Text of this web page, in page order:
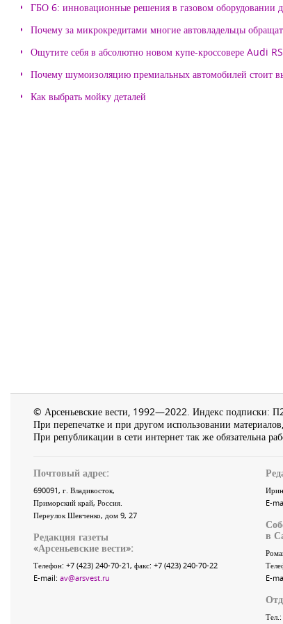
ГБО 6: инновационные решения в газовом оборудовании
Почему за микрокредитами многие автовладельцы
Ощутите себя в абсолютно новом купе-кроссовере Audi
Почему шумоизоляцию премиальных автомобилей
Как выбрать мойку деталей
© Арсеньевские вести, 1992—2022. Индекс подписки:
При перепечатке и при другом использовании
При републикации в сети интернет так же обязательна
Почтовый адрес:
690091, г. Владивосток,
Приморский край, Россия.
Переулок Шевченко, дом 9, 27
Редакция газеты
«Арсеньевские вести»:
Телефон: +7 (423) 240-70-21, факс: +7 (423) 240-70-22
E-mail: av@arsvest.ru
E-
в
E-